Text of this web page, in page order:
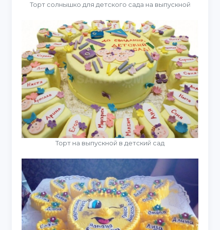
Торт солнышко для детского сада на выпускной
Торт на выпускной в детский сад